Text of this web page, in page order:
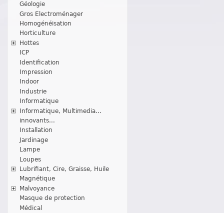
Géologie
Gros Electroménager
Homogénéisation
Horticulture
Hottes
ICP
Identification
Impression
Indoor
Industrie
Informatique
Informatique, Multimedia...
innovants...
Installation
Jardinage
Lampe
Loupes
Lubrifiant, Cire, Graisse, Huile
Magnétique
Malvoyance
Masque de protection
Médical